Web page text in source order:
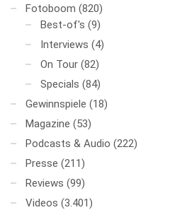
Fotoboom (820)
Best-of's (9)
Interviews (4)
On Tour (82)
Specials (84)
Gewinnspiele (18)
Magazine (53)
Podcasts & Audio (222)
Presse (211)
Reviews (99)
Videos (3.401)